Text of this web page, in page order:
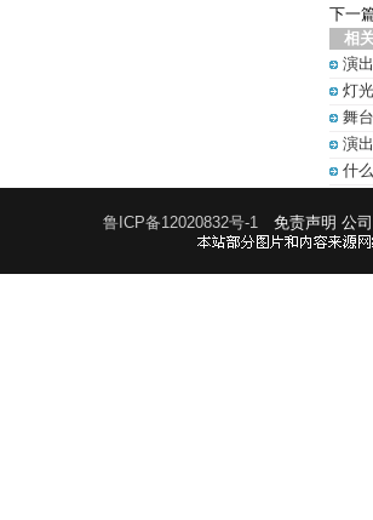
下一
相
演
灯
舞
演
什
鲁ICP备12020832号-1 免责声明 公